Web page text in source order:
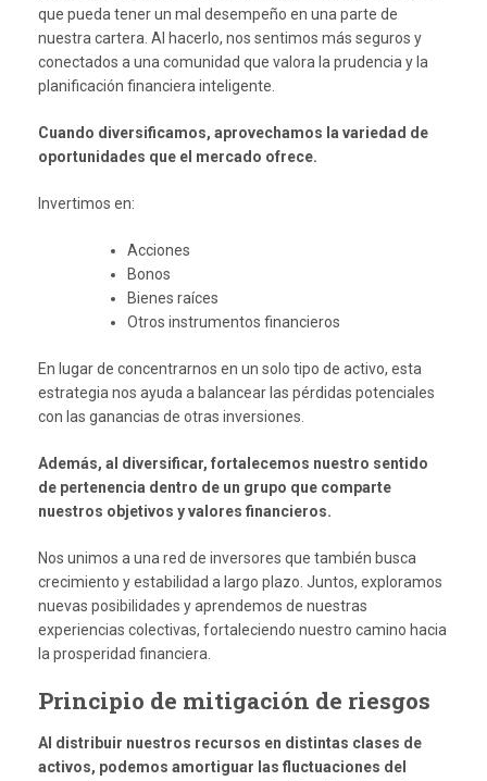
que pueda tener un mal desempeño en una parte de
nuestra cartera. Al hacerlo, nos sentimos más seguros y
conectados a una comunidad que valora la prudencia y la
planificación financiera inteligente.
Cuando diversificamos, aprovechamos la variedad de
oportunidades que el mercado ofrece.
Invertimos en:
Acciones
Bonos
Bienes raíces
Otros instrumentos financieros
En lugar de concentrarnos en un solo tipo de activo, esta
estrategia nos ayuda a balancear las pérdidas potenciales
con las ganancias de otras inversiones.
Además, al diversificar, fortalecemos nuestro sentido
de pertenencia dentro de un grupo que comparte
nuestros objetivos y valores financieros.
Nos unimos a una red de inversores que también busca
crecimiento y estabilidad a largo plazo. Juntos, exploramos
nuevas posibilidades y aprendemos de nuestras
experiencias colectivas, fortaleciendo nuestro camino hacia
la prosperidad financiera.
Principio de mitigación de riesgos
Al distribuir nuestros recursos en distintas clases de
activos, podemos amortiguar las fluctuaciones del